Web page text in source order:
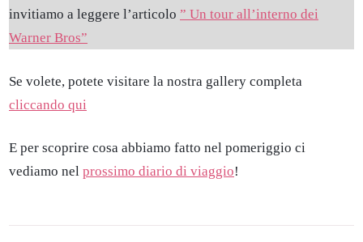
invitiamo a leggere l’articolo ” Un tour all’interno dei
Warner Bros”
Se volete, potete visitare la nostra gallery completa
cliccando qui
E per scoprire cosa abbiamo fatto nel pomeriggio ci
vediamo nel prossimo diario di viaggio!